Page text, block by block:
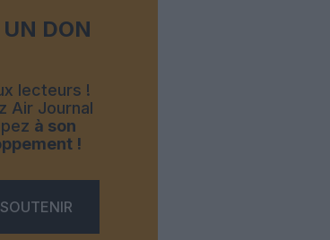
UN DON
lecteurs !
Air Journal
à son
!